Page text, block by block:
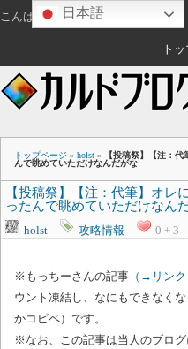
こんばんは ゲスト さん
ト
トップページ » holst »
【投稿祭】【注：
んで眺めていただけなんだがな
【投稿祭】【注：代筆】オレ
ったんで眺めていただけなん
holst
攻略情報 0 + 3
※もっちーさんの記事 （→リンク
ウント凍結し、なにもできなく
かコピペ）です。
※なお、この記事は当人のブログ
日本語